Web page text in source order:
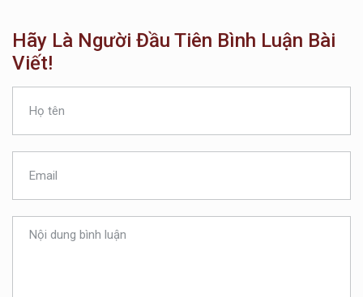
Hãy Là Người Đầu Tiên Bình Luận Bài
Viết!